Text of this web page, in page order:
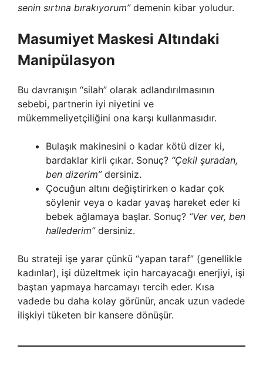
senin sırtına bırakıyorum”demenin kibar yoludur.
Masumiyet Maskesi Altındaki
Manipülasyon
Bu davranışın “silah” olarak adlandırılmasının
sebebi, partnerin iyi niyetini ve
mükemmeliyetçiliğini ona karşı kullanmasıdır.
Bulaşık makinesini o kadar kötü dizer ki,
bardaklar kirli çıkar. Sonuç? “Çekil şuradan,
ben dizerim”dersiniz.
Çocuğun altını değiştirirken o kadar çok
söylenir veya o kadar yavaş hareket eder ki
bebek ağlamaya başlar. Sonuç? “Ver ver, ben
hallederim”dersiniz.
Bu strateji işe yarar çünkü “yapan taraf” (genellikle
kadınlar), işi düzeltmek için harcayacağı enerjiyi, işi
baştan yapmaya harcamayı tercih eder. Kısa
vadede bu daha kolay görünür, ancak uzun vadede
ilişkiyi tüketen bir kansere dönüşür.